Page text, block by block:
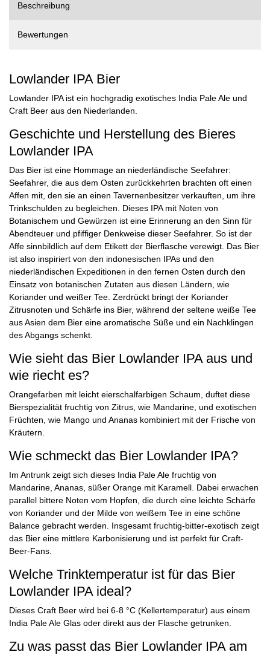
Beschreibung
Bewertungen
Lowlander IPA Bier
Lowlander IPA ist ein hochgradig exotisches India Pale Ale und
Craft Beer aus den Niederlanden.
Geschichte und Herstellung des Bieres
Lowlander IPA
Das Bier ist eine Hommage an niederländische Seefahrer:
Seefahrer, die aus dem Osten zurückkehrten brachten oft einen
Affen mit, den sie an einen Tavernenbesitzer verkauften, um ihre
Trinkschulden zu begleichen. Dieses IPA mit Noten von
Botanischem und Gewürzen ist eine Erinnerung an den Sinn für
Abendteuer und pfiffiger Denkweise dieser Seefahrer. So ist der
Affe sinnbildlich auf dem Etikett der Bierflasche verewigt. Das Bier
ist also inspiriert von den indonesischen IPAs und den
niederländischen Expeditionen in den fernen Osten durch den
Einsatz von botanischen Zutaten aus diesen Ländern, wie
Koriander und weißer Tee. Zerdrückt bringt der Koriander
Zitrusnoten und Schärfe ins Bier, während der seltene weiße Tee
aus Asien dem Bier eine aromatische Süße und ein Nachklingen
des Abgangs schenkt.
Wie sieht das Bier Lowlander IPA aus und
wie riecht es?
Orangefarben mit leicht eierschalfarbigen Schaum, duftet diese
Bierspezialität fruchtig von Zitrus, wie Mandarine, und exotischen
Früchten, wie Mango und Ananas kombiniert mit der Frische von
Kräutern.
Wie schmeckt das Bier Lowlander IPA?
Im Antrunk zeigt sich dieses India Pale Ale fruchtig von
Mandarine, Ananas, süßer Orange mit Karamell. Dabei erwachen
parallel bittere Noten vom Hopfen, die durch eine leichte Schärfe
von Koriander und der Milde von weißem Tee in eine schöne
Balance gebracht werden. Insgesamt fruchtig-bitter-exotisch zeigt
das Bier eine mittlere Karbonisierung und ist perfekt für Craft-
Beer-Fans.
Welche Trinktemperatur ist für das Bier
Lowlander IPA ideal?
Dieses Craft Beer wird bei 6-8 °C (Kellertemperatur) aus einem
India Pale Ale Glas oder direkt aus der Flasche getrunken.
Zu was passt das Bier Lowlander IPA am